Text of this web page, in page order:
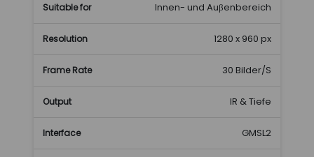
Innen- und Auβenbereich
1280 x 960 px
30 Bilder/S
IR & Tiefe
GMSL2